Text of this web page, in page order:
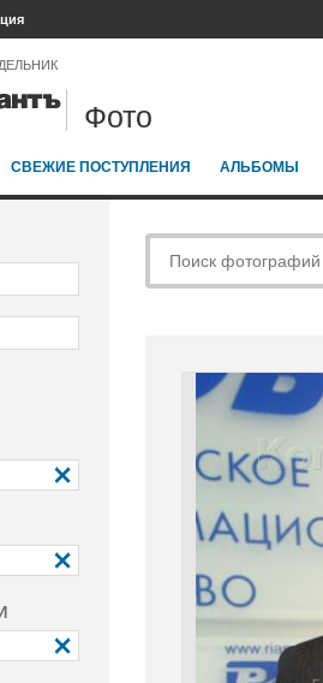
Фото
СВЕЖИЕ ПОСТУПЛЕНИЯ АЛЬБОМЫ